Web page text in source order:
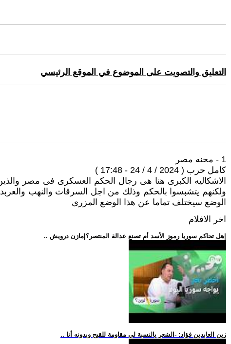
التعليق والتصويت على الموضوع في الموقع الرئيسي
1 - محنه مصر
كامل حرب ( 2024 / 4 / 24 - 17:48 )
الاشكاليه الكبرى هنا هى رجال الحكم العسكرى فى مصر
ولكنهم يتشبسوا بالحكم وذلك من اجل السرقات والنهب
الوضع سيختلف تماما عن هذا الوضع المزرى
اخر الافلام
.. زين العابدين فؤاد: -الشعر بالنسبة لي مقاومة للقبح وبدونه أنا